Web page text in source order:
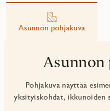
Asunnon pohjakuva
Asunnon
Pohjakuva näyttää
yksityiskohdat, ikkunoiden